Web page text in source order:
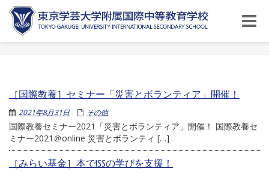
Toggle
［国際教養］セミナー「災害とボランティア」開催！
2021年8月31日 その他
国際教養セミナー2021「災害とボランティア」開催！ 国際教養セ
ミナー2021＠online 災害とボランティ […]
［みらい基金］本でISSの学びを支援！